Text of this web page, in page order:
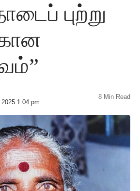
புற்று
1:04 pm
8 Min Read